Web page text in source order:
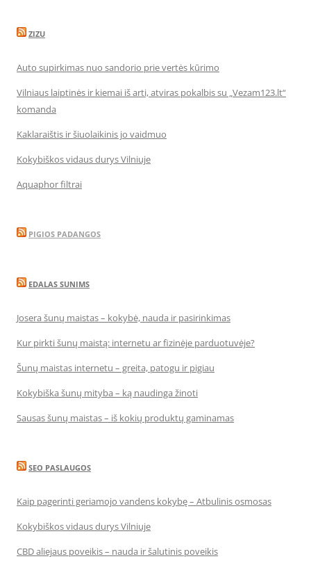
ZIZU
Auto supirkimas nuo sandorio prie vertės kūrimo
Vilniaus laiptinės ir kiemai iš arti, atviras pokalbis su „Vezam123.lt“
komanda
Kaklaraištis ir šiuolaikinis jo vaidmuo
Kokybiškos vidaus durys Vilniuje
Aquaphor filtrai
PIGIOS PADANGOS
EDALAS SUNIMS
Josera šunų maistas – kokybė, nauda ir pasirinkimas
Kur pirkti šunų maistą: internetu ar fizinėje parduotuvėje?
Šunų maistas internetu – greita, patogu ir pigiau
Kokybiška šunų mityba – ką naudinga žinoti
Sausas šunų maistas – iš kokių produktų gaminamas
SEO PASLAUGOS
Kaip pagerinti geriamojo vandens kokybę – Atbulinis osmosas
Kokybiškos vidaus durys Vilniuje
CBD aliejaus poveikis – nauda ir šalutinis poveikis